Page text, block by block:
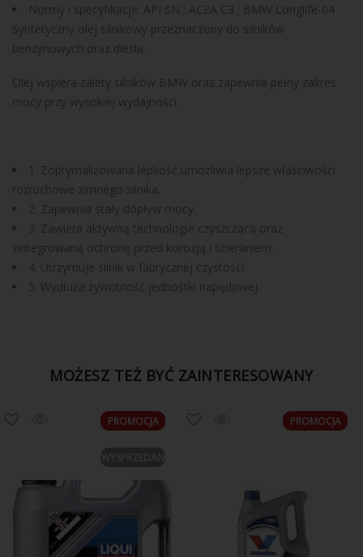
Normy i specyfikacje: API SN ; ACEA C3 ; BMW Longlife-04
Syntetyczny olej silnikowy przeznaczony do silników
benzynowych oraz diesla.
Olej wspiera zalety silników BMW oraz zapewnia pełny zakres
mocy przy wysokiej wydajności.
1. Zoptymalizowana lepkość umożliwia lepsze właściwości
rozruchowe zimnego silnika.
2. Zapewnia stały dopływ mocy.
3. Zawiera aktywną technologie czyszczącą oraz
zintegrowaną ochronę przed korozją i ścieraniem.
4. Utrzymuje silnik w fabrycznej czystości.
5. Wydłuża żywotność jednostki napędowej.
MOŻESZ TEŻ BYĆ ZAINTERESOWANY
PROMOCJA PROMOCJA